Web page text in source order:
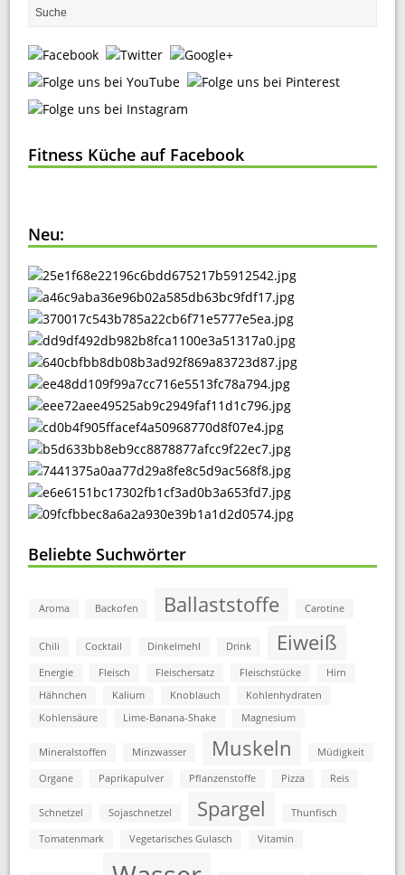
Fitness Küche auf Facebook
Neu:
Beliebte Suchwörter
Aroma Backofen Ballaststoffe Carotine
Chili Cocktail Dinkelmehl Drink Eiweiß
Energie Fleisch Fleischersatz Fleischstücke
Hirn
Hähnchen
Kalium Knoblauch
Kohlenhydraten
Kohlensäure
Lime-Banana-Shake Magnesium
Mineralstoffen Minzwasser Muskeln Müdigkeit
Organe Paprikapulver Pflanzenstoffe Pizza Reis
Schnetzel Sojaschnetzel Spargel Thunfisch
Tomatenmark Vegetarisches Gulasch Vitamin